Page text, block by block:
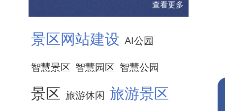
查看更多
景区网站建设 AI公园
智慧景区 智慧园区 智慧公园
景区 旅游休闲 旅游景区